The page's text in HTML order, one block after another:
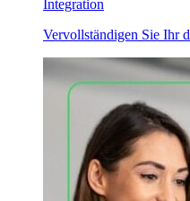
Integration
Vervollständigen Sie Ihr